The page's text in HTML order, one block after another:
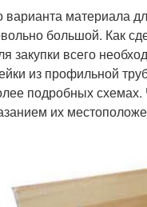
материала
большой. Как
закупки всего
из профильной
подробных
их